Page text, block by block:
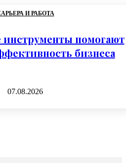
И РАБОТА
помогают
бизнеса
07.08.2026